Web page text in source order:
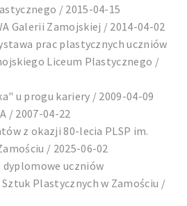
/ 2015-04-15
Galerii Zamojskiej / 2014-04-02
prac plastycznych uczniów
Liceum Plastycznego /
u progu kariery / 2009-04-09
/ 2007-04-22
z okazji 80-lecia PLSP im.
/ 2025-06-02
dyplomowe uczniów
Plastycznych w Zamościu /